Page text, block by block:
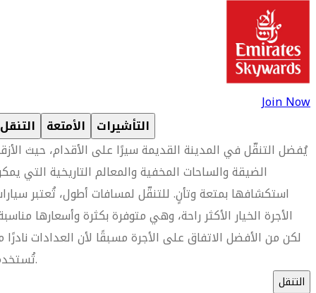
Join Now
التنقل الأمتعة التأشيرات
يُفضل التنقّل في المدينة القديمة سيرًا على الأقدام، حيث
الضيقة والساحات المخفية والمعالم التاريخية التي
استكشافها بمتعة وتأنٍ. للتنقّل لمسافات أطول، تُعتبر
الأجرة الخيار الأكثر راحة، وهي متوفرة بكثرة وأسعارها
لكن من الأفضل الاتفاق على الأجرة مسبقًا لأن العدادات نادرًا
تُستخدم.
التنقل